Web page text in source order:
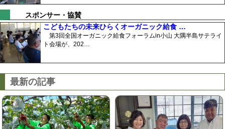
スポンサー・協賛
こどもたちの未来ひらくオーガニック給食 …
第3回全国オーガニック給食フォーラムin小山 大隅半島サテライ
ト会場が、202…
最新の記事